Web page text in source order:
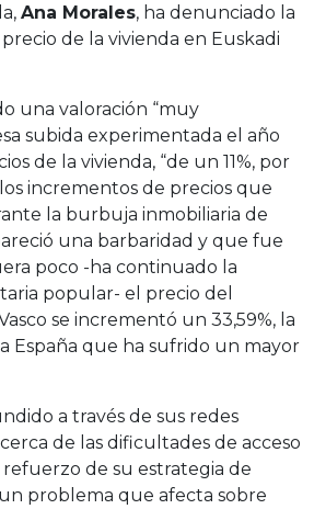
Ana Morales, ha denunciado la
de la vivienda en Euskadi
una valoración “muy
subida experimentada el año
de la vivienda, “de un 11%, por
incrementos de precios que
la burbuja inmobiliaria de
una barbaridad y que fue
poco -ha continuado la
popular- el precio del
se incrementó un 33,59%, la
España que ha sufrido un mayor
a través de sus redes
de las dificultades de acceso
refuerzo de su estrategia de
problema que afecta sobre